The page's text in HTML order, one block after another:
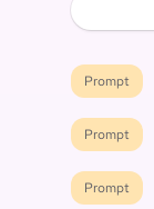
Prompt
Prompt
Prompt